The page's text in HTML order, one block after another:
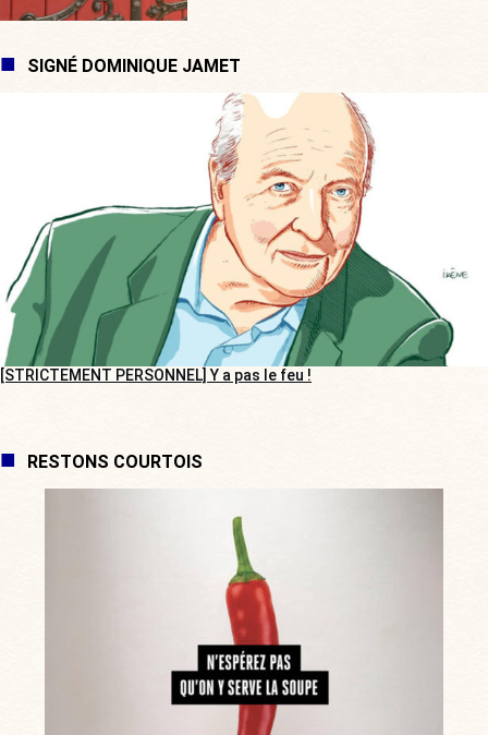
SIGNÉ DOMINIQUE JAMET
[STRICTEMENT PERSONNEL] Y a pas le feu !
RESTONS COURTOIS